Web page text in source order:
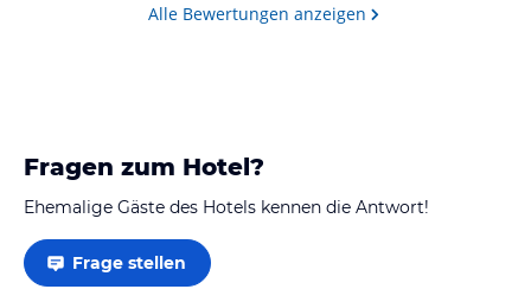
Alle Bewertungen anzeigen
Fragen zum Hotel?
Ehemalige Gäste des Hotels kennen die Antwort!
Frage stellen